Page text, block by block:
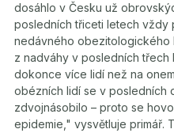
dosáhlo v Česku už
posledních třiceti letech vždy
nedávného obezitologického
z nadváhy v posledních
dokonce více lidí než na
obézních lidí se v posledních
zdvojnásobilo – proto se
epidemie," vysvětluje primář.